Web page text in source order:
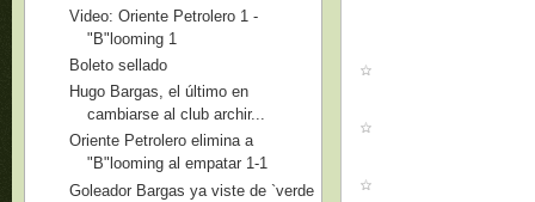
Video: Oriente Petrolero 1 -
"B"looming 1
Boleto sellado
Hugo Bargas, el último en
cambiarse al club archir...
Oriente Petrolero elimina a
"B"looming al empatar 1-1
Goleador Bargas ya viste de `verde